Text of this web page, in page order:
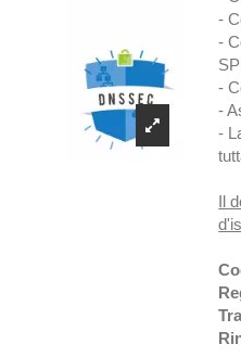
-
-
-
-
-
Il